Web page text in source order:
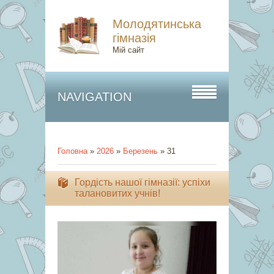
Молодятинська
гімназія
Мій сайт
NAVIGATION
Головна » 2026 » Березень » 31
Гордість нашої гімназії: успіхи
талановитих учнів!